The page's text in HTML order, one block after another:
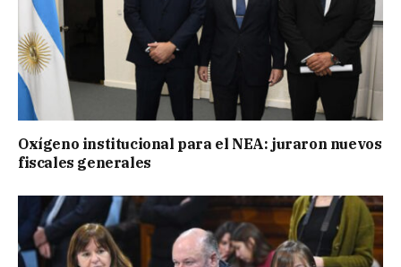
Oxígeno institucional para el NEA: juraron nuevos
fiscales generales